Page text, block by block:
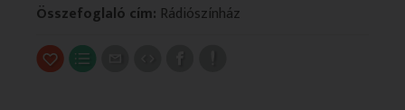
Összefoglaló cím: Rádiószínház